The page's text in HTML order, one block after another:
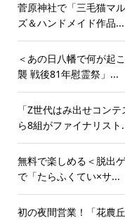
菅原神社で「三毛猫マ
ズ＆ハンドメイド作品...
＜あの日八幡で何が起
襲 戦後81年慰霊祭」...
「Z世代はみ出せコン
ら8組がファイナリスト
無料で楽しめる＜脱出
で「たらふくてい×サ...
初の夜間営業！「花農